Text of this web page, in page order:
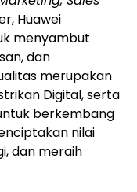
Huawei
menyambut
dan
merupakan
Digital, serta
berkembang
nilai
dan meraih